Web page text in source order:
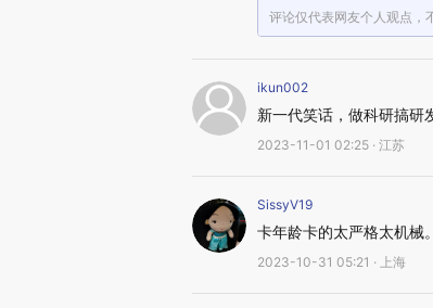
评论仅代表网友个人观点，
ikun002
新一代笑话，做科研搞研
2023-11-01 02:25 · 江苏
SissyV19
卡年龄卡的太严格太机械
2023-10-31 05:21 · 上海